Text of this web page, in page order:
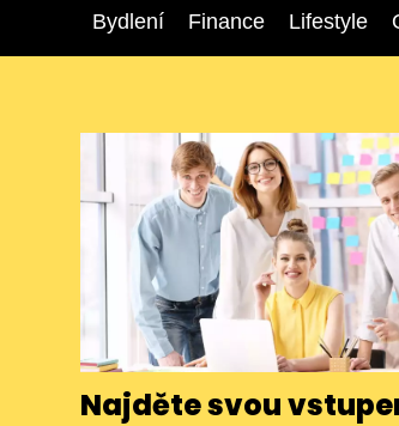
Bydlení Finance Lifestyle
Najděte svou